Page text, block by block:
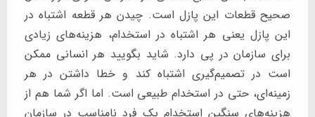
صحیح قطعات این پازل است. چیدن هر قطعه اشتباه در
این پازل یعنی هر اشتباه در استخدام، هزینه‌های زیادی
برای سازمان در پی دارد. شاید بگویید هر انسانی ممکن
است در تصمیم‌گیری اشتباه کند و خطا داشتن در هر
زمینه‌ای، حتی در استخدام طبیعی است. اما اگر شما هم از
هزینه‌های سنگین استخدام یک فرد نامناسب در سازمان